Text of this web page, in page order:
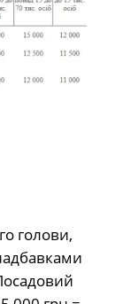
голови,